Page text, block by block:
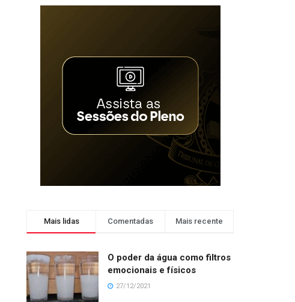
Mais lidas Comentadas Mais recente
O poder da água como filtros
emocionais e físicos
27/12/2021